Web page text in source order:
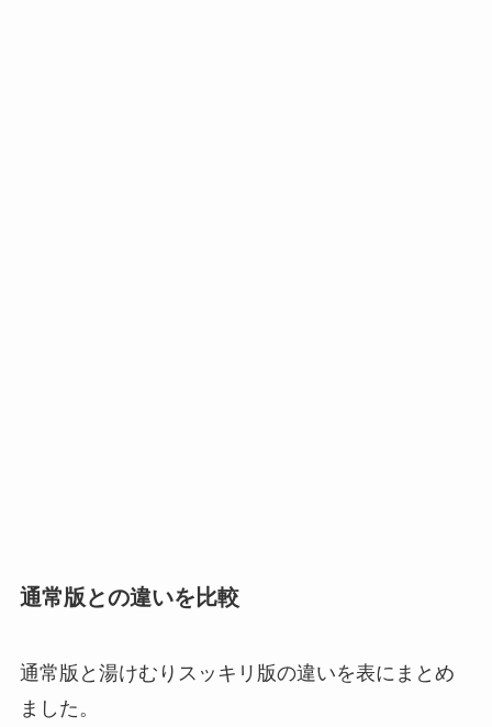
通常版との違いを比較
通常版と湯けむりスッキリ版の違いを表にまとめ
ました。